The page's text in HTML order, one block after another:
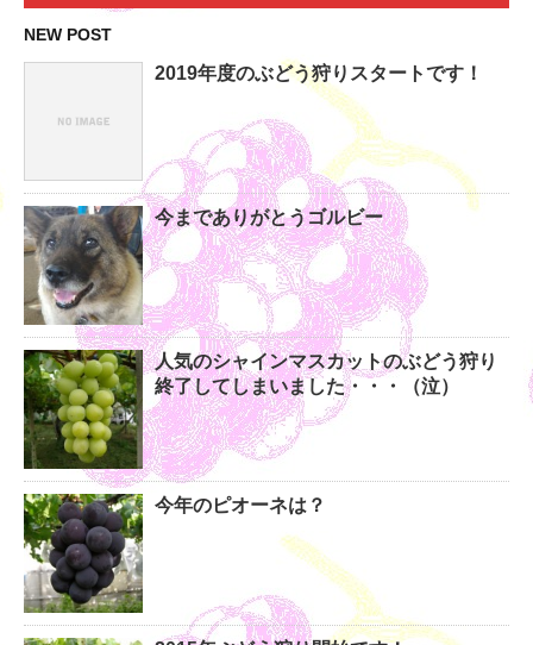
NEW POST
2019年度のぶどう狩りスタートです！
今までありがとうゴルビー
人気のシャインマスカットのぶどう狩り
終了してしまいました・・・（泣）
今年のピオーネは？